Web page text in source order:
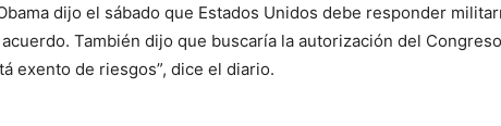
dijo el sábado que Estados Unidos debe responder
También dijo que buscaría la autorización del
exento de riesgos”, dice el diario.